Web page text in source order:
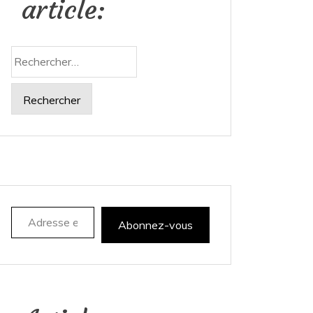
article:
Adresse e-mail
Abonnez-vous